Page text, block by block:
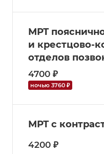
МРТ
и крестцово-
отделов
4700 ₽
ночью 3760 ₽
МРТ с
4200 ₽